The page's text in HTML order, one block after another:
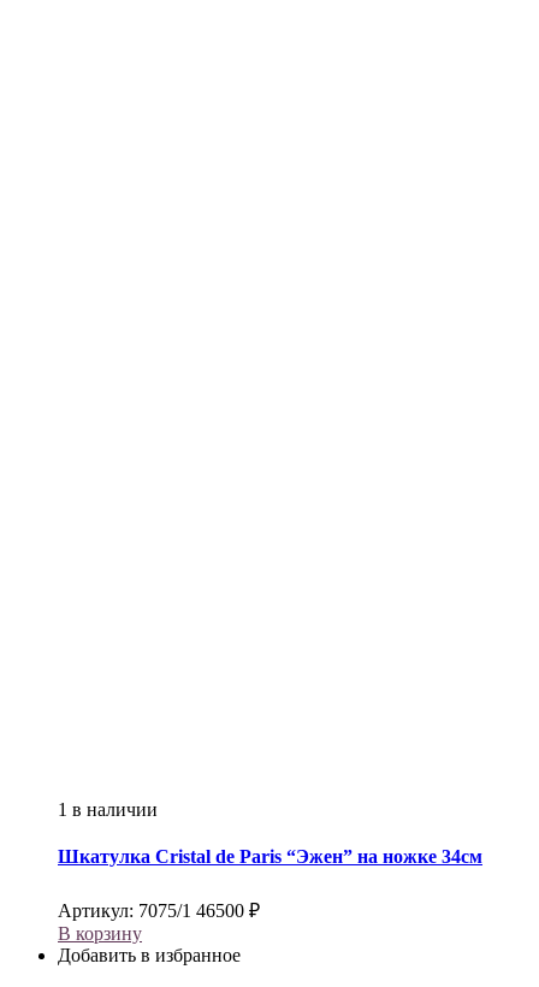
1 в наличии
Шкатулка Cristal de Paris “Эжен” на ножке 34см
Артикул: 7075/1 46500 ₽
В корзину
Добавить в избранное